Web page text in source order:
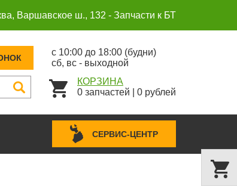
Варшавское ш., 132 - Запчасти к БТ
с 10:00 до 18:00 (будни)
сб, вс - выходной
КОРЗИНА
0 запчастей 0 рублей
СЕРВИС-ЦЕНТР